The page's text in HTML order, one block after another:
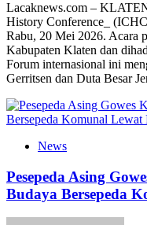
Lacaknews.com –
History Conference_
Rabu, 20 Mei 2026. Acara
Kabupaten Klaten dan
Forum internasional ini
Gerritsen dan Duta Besar
News
Pesepeda Asing
Budaya Bersepeda